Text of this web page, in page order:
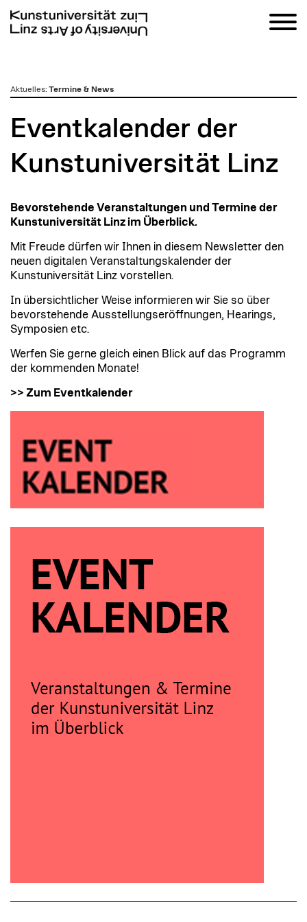
zumAktuelles: Termine & News
Eventkalender der
Kunstuniversität Linz
Bevorstehende Veranstaltungen und Termine der
Kunstuniversität Linz im Überblick.
Mit Freude dürfen wir Ihnen in diesem Newsletter den
neuen digitalen Veranstaltungskalender der
Kunstuniversität Linz vorstellen.
In übersichtlicher Weise informieren wir Sie so über
bevorstehende Ausstellungseröffnungen, Hearings,
Symposien etc.
Werfen Sie gerne gleich einen Blick auf das Programm
der kommenden Monate!
>> Zum Eventkalender